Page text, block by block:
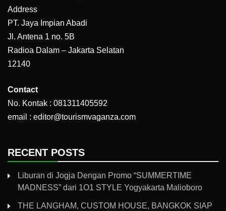
Address
PT. Jaya Impian Abadi
Jl. Antena 1 no. 5B
Radioa Dalam – Jakarta Selatan
12140
Contact
No. Kontak : 081311405592
email : editor@tourismvaganza.com
RECENT POSTS
Liburan di Jogja Dengan Promo “SUMMERTIME
MADNESS” dari 1O1 STYLE Yogyakarta Malioboro
THE LANGHAM, CUSTOM HOUSE, BANGKOK SIAP